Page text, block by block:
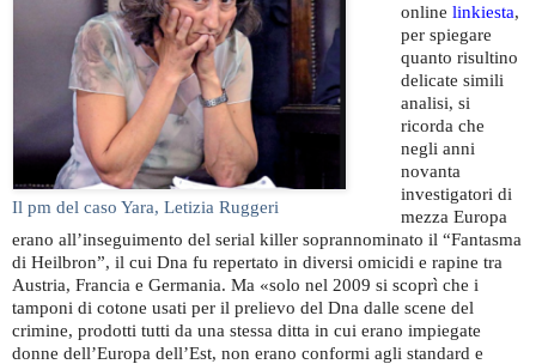
Il pm del caso Yara, Letizia Ruggeri
online linkiesta,
per spiegare
quanto risultino
delicate simili
analisi, si
ricorda che
negli anni
novanta
investigatori di
mezza Europa
erano all’inseguimento del serial killer soprannominato il “Fantasma
di Heilbron”, il cui Dna fu repertato in diversi omicidi e rapine tra
Austria, Francia e Germania. Ma «solo nel 2009 si scoprì che i
tamponi di cotone usati per il prelievo del Dna dalle scene del
crimine, prodotti tutti da una stessa ditta in cui erano impiegate
donne dell’Europa dell’Est, non erano conformi agli standard e